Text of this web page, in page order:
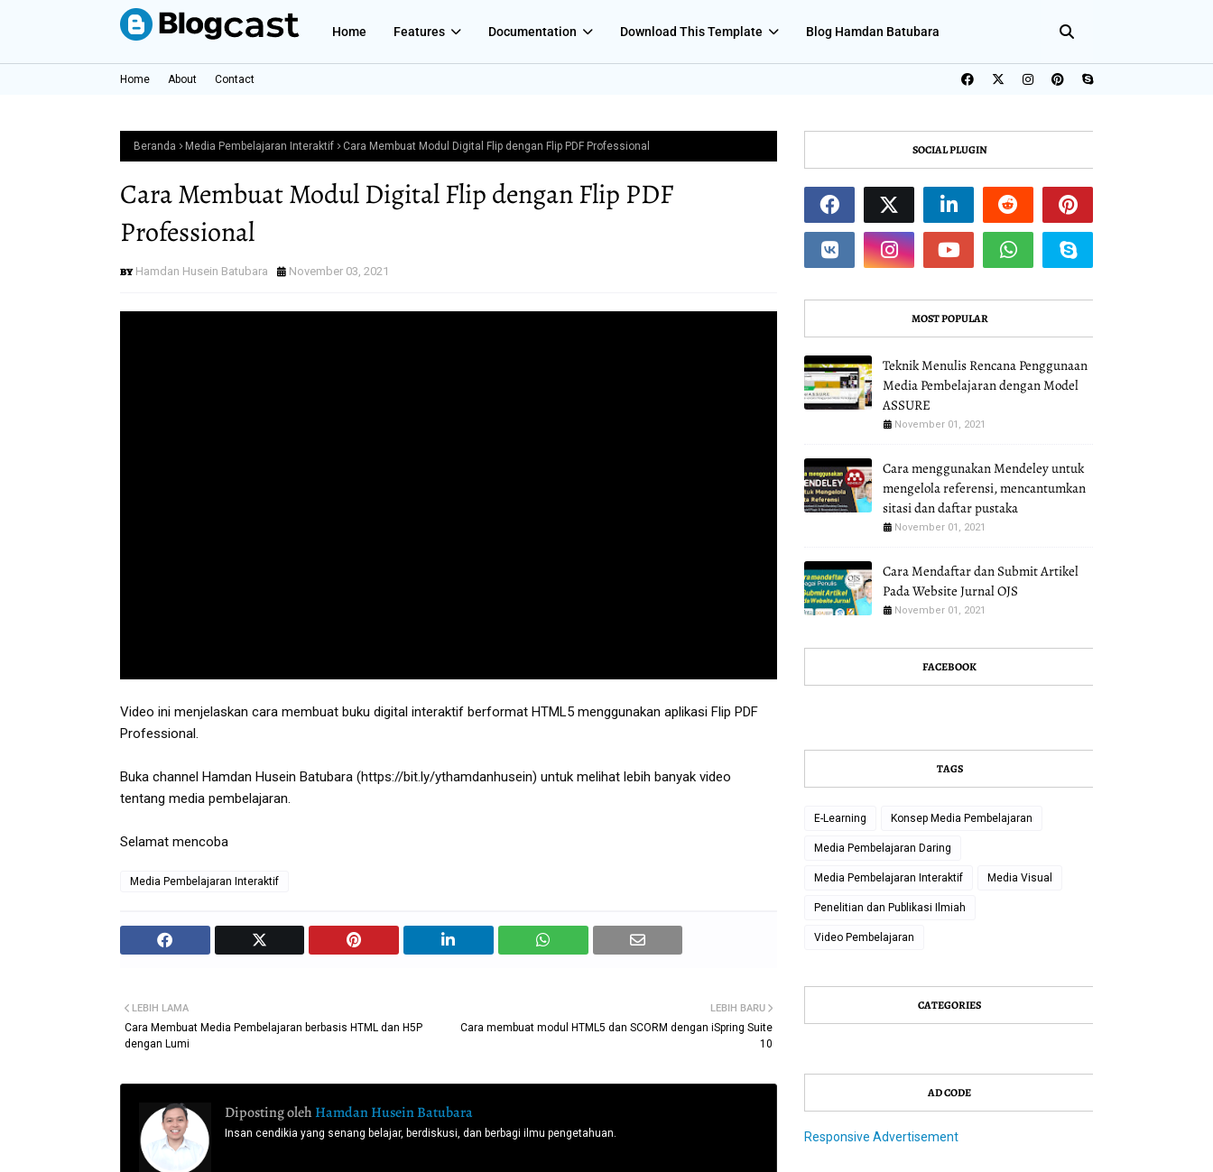
Home Features Documentation Download This Template Blog Hamdan Batubara
Home About Contact
Beranda Media Pembelajaran Interaktif Cara Membuat Modul Digital Flip dengan Flip PDF Professional
Cara Membuat Modul Digital Flip dengan Flip PDF
Professional
Hamdan Husein Batubara November 03, 2021
Video ini menjelaskan cara membuat buku digital interaktif berformat HTML5 menggunakan aplikasi Flip PDF
Professional.
Buka channel Hamdan Husein Batubara (https://bit.ly/ythamdanhusein) untuk melihat lebih banyak video
tentang media pembelajaran.
Selamat mencoba
Media Pembelajaran Interaktif
LEBIH BARU
Cara membuat modul HTML5 dan SCORM dengan iSpring Suite
10
LEBIH LAMA
Cara Membuat Media Pembelajaran berbasis HTML dan H5P
dengan Lumi
Diposting oleh Hamdan Husein Batubara
Insan cendikia yang senang belajar, berdiskusi, dan berbagi ilmu pengetahuan.
SOCIAL PLUGIN
MOST POPULAR
Teknik Menulis Rencana Penggunaan
Media Pembelajaran dengan Model
ASSURE
November 01, 2021
Cara menggunakan Mendeley untuk
mengelola referensi, mencantumkan
sitasi dan daftar pustaka
November 01, 2021
Cara Mendaftar dan Submit Artikel
Pada Website Jurnal OJS
November 01, 2021
FACEBOOK
TAGS
E-Learning Konsep Media Pembelajaran
Media Pembelajaran Daring
Media Pembelajaran Interaktif Media Visual
Penelitian dan Publikasi Ilmiah
Video Pembelajaran
CATEGORIES
AD CODE
Responsive Advertisement